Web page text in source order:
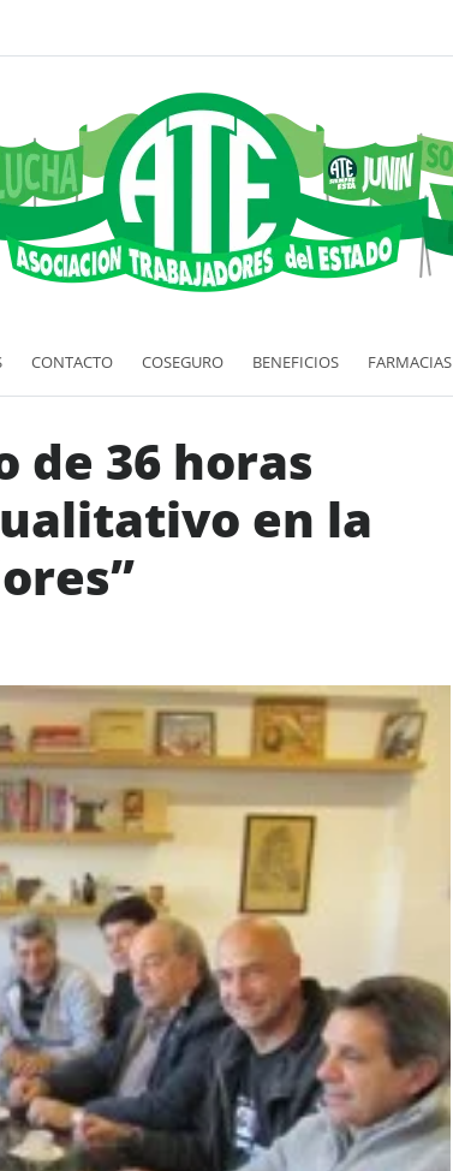
CONTACTO COSEGURO BENEFICIOS FARMACIAS
de 36 horas
en la